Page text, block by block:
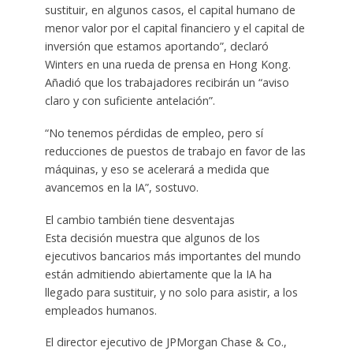
sustituir, en algunos casos, el capital humano de
menor valor por el capital financiero y el capital de
inversión que estamos aportando”, declaró
Winters en una rueda de prensa en Hong Kong.
Añadió que los trabajadores recibirán un “aviso
claro y con suficiente antelación”.
“No tenemos pérdidas de empleo, pero sí
reducciones de puestos de trabajo en favor de las
máquinas, y eso se acelerará a medida que
avancemos en la IA”, sostuvo.
El cambio también tiene desventajas
Esta decisión muestra que algunos de los
ejecutivos bancarios más importantes del mundo
están admitiendo abiertamente que la IA ha
llegado para sustituir, y no solo para asistir, a los
empleados humanos.
El director ejecutivo de JPMorgan Chase & Co.,